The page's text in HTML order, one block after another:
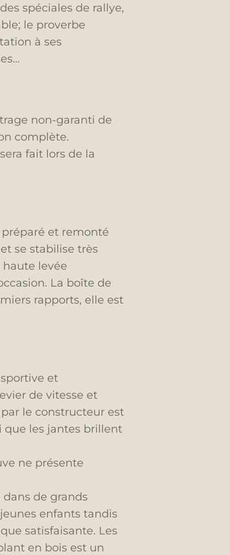
spéciales de rallye,
le proverbe
à ses
non-garanti de
complète.
fait lors de la
et remonté
se stabilise très
levée
La boîte de
rapports, elle est
et
de vitesse et
le constructeur est
que les jantes brillent
ne présente
de grands
enfants tandis
satisfaisante. Les
en bois est un